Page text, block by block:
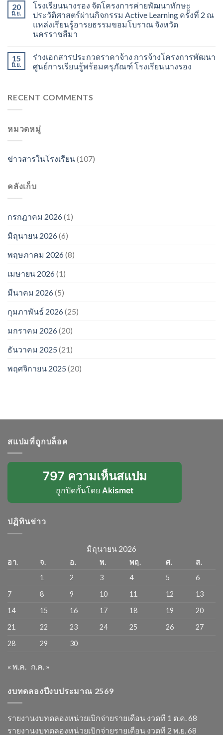
20
มิ.ย.
โรงเรียนนางรอง จัดโครงการค่ายพัฒนาทักษะ
ประวัติศาสตร์ผ่านกิจกรรม Active Learning ครั้งที่ 2 ณ
แหล่งเรียนรู้อารยธรรมขอมโบราณ จังหวัด
นครราชสีมา
15
มิ.ย.
ร่างเอกสารประกวดราคาจ้าง การจ้างโครงการพัฒนา
ศูนย์การเรียนรู้พร้อมครุภัณฑ์ โรงเรียนนางรอง
RECENT COMMENTS
หมวดหมู่
ข่าวสารในโรงเรียน(107)
คลังเก็บ
กรกฎาคม 2026(1)
มิถุนายน 2026(6)
พฤษภาคม 2026(8)
เมษายน 2026(1)
มีนาคม 2026(5)
กุมภาพันธ์ 2026(25)
มกราคม 2026(20)
ธันวาคม 2025 (21)
พฤศจิกายน 2025 (20)
สแปมที่ถูกบล็อค
797 ความเห็นสแปม
ถูกปิดกั้นโดย Akismet
ปฏิทินข่าว
มิถุนายน 2026
อา. จ. อ. พ. พฤ. ศ.
ส.
1
2 3 4 5
6
7
8 9 10 11 12
13
14
15 16 17 18 19
20
21
22 23 24 25 26
27
28
29 30
« พ.ค. ก.ค. »
งบทดลองปีงบประมาณ 2569
รายงานงบทดลองหน่วยเบิกจ่ายรายเดือน งวดที 1 ต.ค. 68
รายงานงบทดลองหน่วยเบิกจ่ายรายเดือน งวดที 2 พ.ย. 68